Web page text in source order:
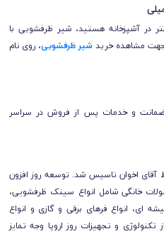
در آشپزخانه هستید، شیر ظرفشویی با
مشاهده خریدشیر ظرفشویی، روی نام
اخوان دارای 10 سال ضمانت و خدمات پس از فروش در سراسر
اخوان در سال ١٣٤٨ توسط آقای اخوان تاسيس شد. توسعه روز افزون
خانگی شامل انواع سينک ظرفشويی،
ای، انواع فرهای برقی و گازی و انواع
و تجهيزات روز اروپا وجه تمايز